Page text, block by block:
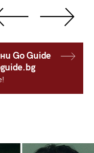
Go Guide